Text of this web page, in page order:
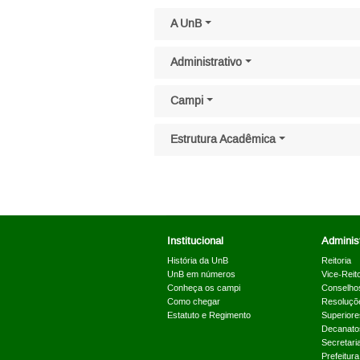
A UnB
Administrativo
Campi
Estrutura Acadêmica
Institucional
História da UnB
UnB em números
Conheça os campi
Como chegar
Estatuto e Regimento
Reitoria
Vice-